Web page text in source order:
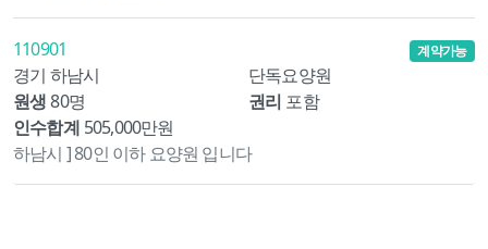
110901
경기 하남시
단독요양원
원생 80명 권리 포함
인수합계 505,000만원
계약가능
하남시 ] 80인 이하 요양원 입니다